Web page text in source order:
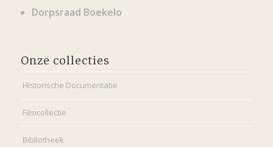
Dorpsraad Boekelo
Onze collecties
Historische Documentatie
Filmcollectie
Bibliotheek